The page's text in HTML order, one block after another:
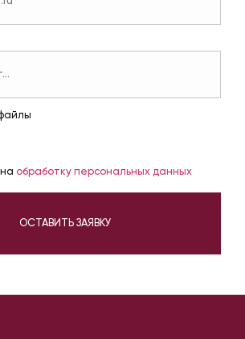
обработку персональных данных
ОСТАВИТЬ ЗАЯВКУ